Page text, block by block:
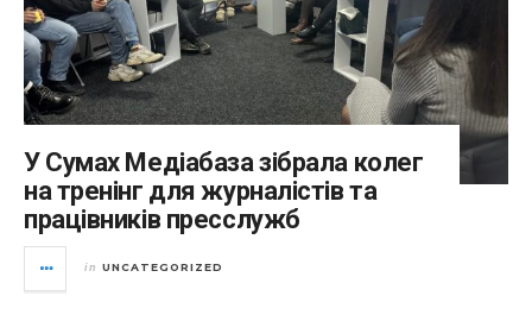
У Сумах Медіабаза зібрала колег
на тренінг для журналістів та
працівників пресслужб
in UNCATEGORIZED